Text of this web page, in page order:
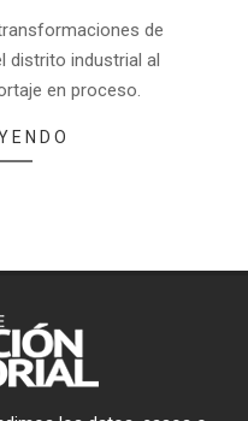
de
distrito industrial al
en proceso.